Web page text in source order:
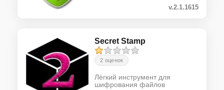
v.2.1.1615
Secret Stamp
2 оценок
Лёгкий инструмент для
шифрования файлов